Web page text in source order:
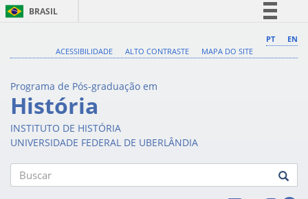
BRASIL
Comunica BR
PT
EN
ACESSIBILIDADE
ALTO CONTRASTE MAPA DO SITE
Programa de Pós-graduação em
História
INSTITUTO DE HISTÓRIA
UNIVERSIDADE FEDERAL DE UBERLÂNDIA